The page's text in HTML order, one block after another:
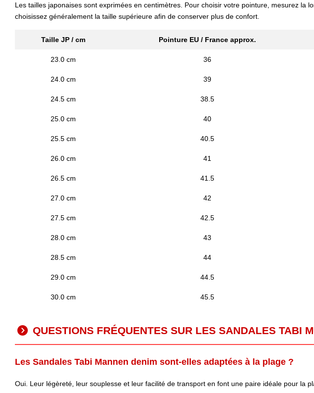
Les tailles japonaises sont exprimées en centimètres. Pour choisir votre pointure, mesurez la
choisissez généralement la taille supérieure afin de conserver plus de confort.
Taille JP / cm Pointure EU / France approx.
23.0 cm 36
24.0 cm 39
24.5 cm 38.5
25.0 cm 40
25.5 cm 40.5
26.0 cm 41
26.5 cm 41.5
27.0 cm 42
27.5 cm 42.5
28.0 cm 43
28.5 cm 44
29.0 cm 44.5
30.0 cm 45.5
QUESTIONS FRÉQUENTES SUR LES SANDALES TABI
Les Sandales Tabi Mannen denim sont-elles adaptées à la plage ?
Oui. Leur légèreté, leur souplesse et leur facilité de transport en font une paire idéale pour la